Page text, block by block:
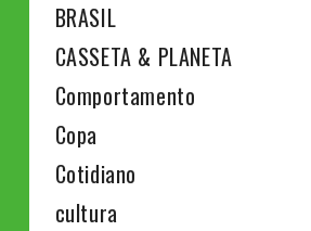
BRASIL
CASSETA & PLANETA
Comportamento
Copa
Cotidiano
cultura